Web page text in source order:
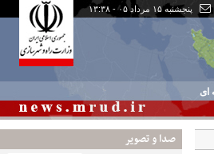
پنجشنبه ۱۵ مرداد ۰۵ - ۱۳:۳۸
ای
صدا و تصوير